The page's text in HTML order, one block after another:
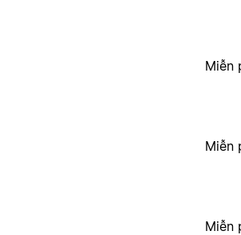
Miễn
Miễn
Miễn